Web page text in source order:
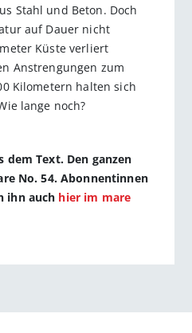
Stahl und Beton. Doch
auf Dauer nicht
Küste verliert
Anstrengungen zum
Kilometern halten sich
lange noch?
dem Text. Den ganzen
No. 54. Abonnentinnen
ihn auch hier im mare